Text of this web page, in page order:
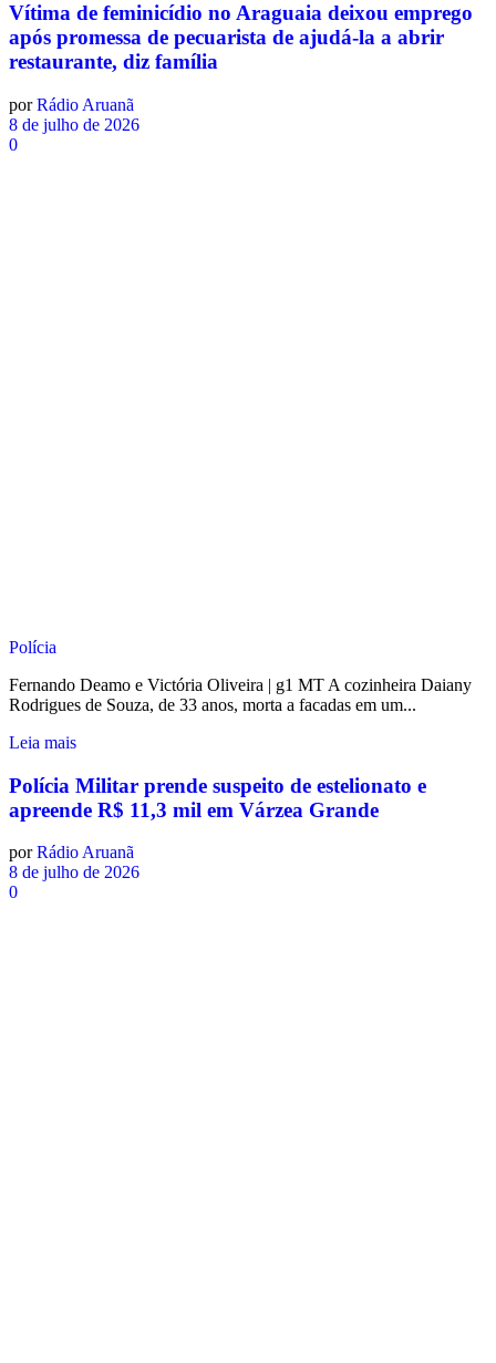
Vítima de feminicídio no Araguaia deixou emprego
após promessa de pecuarista de ajudá-la a abrir
restaurante, diz família
por Rádio Aruanã
8 de julho de 2026
0
Polícia
Fernando Deamo e Victória Oliveira | g1 MT A cozinheira Daiany
Rodrigues de Souza, de 33 anos, morta a facadas em um...
Leia mais
Polícia Militar prende suspeito de estelionato e
apreende R$ 11,3 mil em Várzea Grande
por Rádio Aruanã
8 de julho de 2026
0